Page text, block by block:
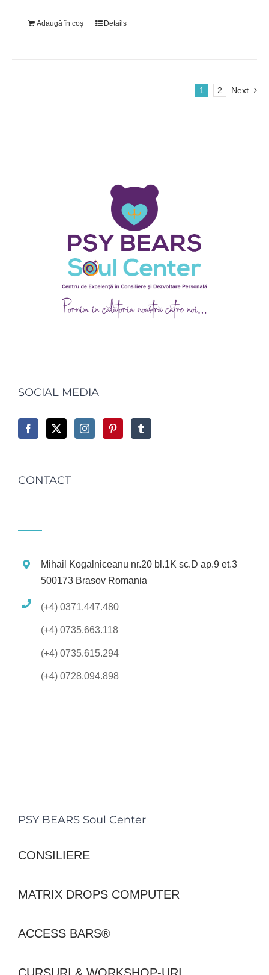
Adaugă în coș Details
1 2 Next
SOCIAL MEDIA
CONTACT
Mihail Kogalniceanu nr.20 bl.1K sc.D ap.9 et.3
500173 Brasov Romania
(+4) 0371.447.480
(+4) 0735.663.118
(+4) 0735.615.294
(+4) 0728.094.898
PSY BEARS Soul Center
CONSILIERE
MATRIX DROPS COMPUTER
ACCESS BARS®